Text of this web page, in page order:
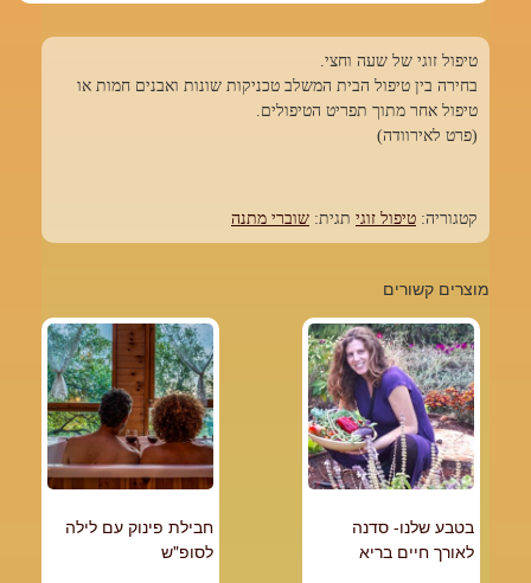
טיפול זוגי של שעה וחצי.
בחירה בין טיפול הבית המשלב טכניקות שונות ואבנים חמות או
טיפול אחר מתוך תפריט הטיפולים.
(פרט לאירוודה)
קטגוריה: טיפול זוגי תגית: שוברי מתנה
מוצרים קשורים
בטבע שלנו- סדנה
לאורך חיים בריא
חבילת פינוק עם לילה
לסופ"ש